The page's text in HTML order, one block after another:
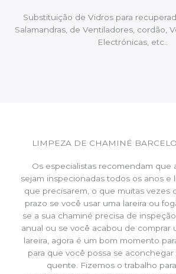
Substituição de Vidros para
Salamandras, de Ventiladores, cordão,
Electrónicas, etc..
LIMPEZA DE CHAMINÉ
Os especialistas recomendam que
sejam inspecionadas todos os anos e
que precisarem, o que muitas vezes
prazo se você usar uma lareira ou
se a sua chaminé precisa de
anual ou se você acabou de comprar
lareira, agora é um bom momento
para que você possa se
quente. Fizemos o trabalho